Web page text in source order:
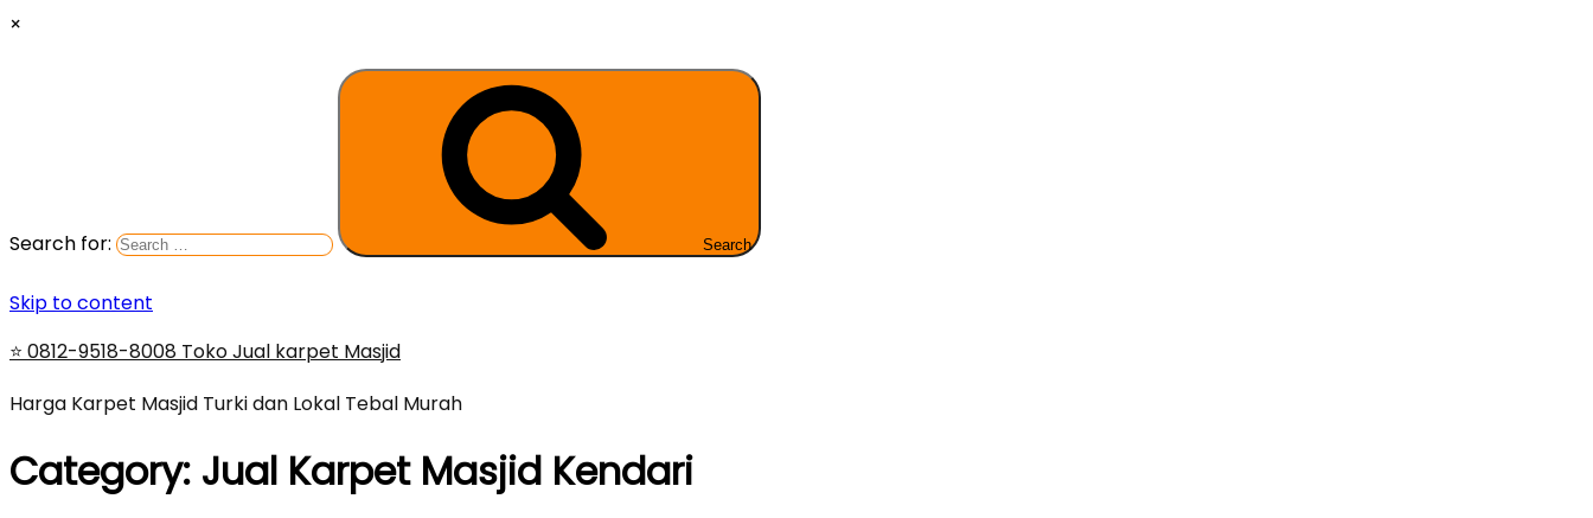
×
Search for: Search
Skip to content
⭐ 0812-9518-8008 Toko Jual karpet Masjid
Harga Karpet Masjid Turki dan Lokal Tebal Murah
Category: Jual Karpet Masjid Kendari